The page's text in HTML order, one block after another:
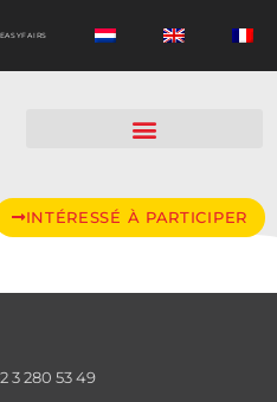
INTÉRESSÉ À PARTICIPER
3 280 53 49